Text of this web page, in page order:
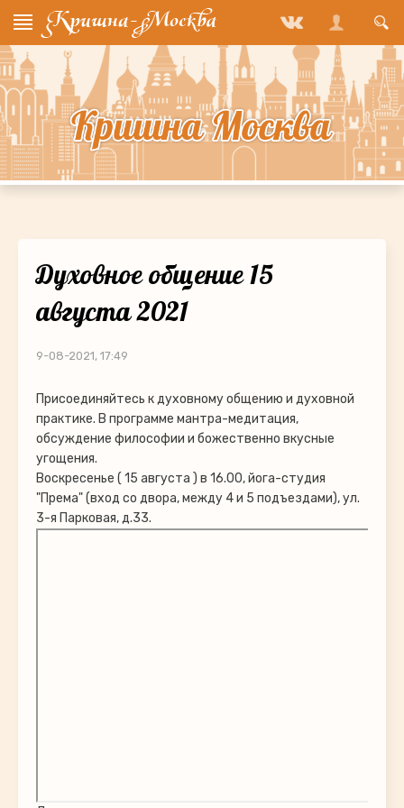
Духовное общение 15
августа 2021
9-08-2021, 17:49
Присоединяйтесь к духовному общению и духовной
практике. В программе мантра-медитация,
обсуждение философии и божественно вкусные
угощения.
Воскресенье ( 15 августа ) в 16.00, йога-студия
"Према" (вход со двора, между 4 и 5 подъездами), ул.
3-я Парковая, д.33.